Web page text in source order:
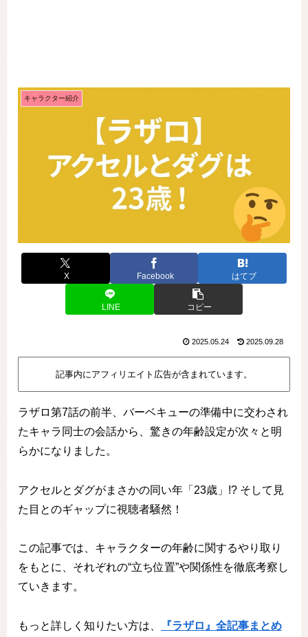
キャラクター紹介
X Facebook はてブ
LINE コピー
2025.05.24 2025.09.28
記事内にアフィリエイト広告が含まれています。
ラザロ第7話の前半、バーベキューの準備中に交わされ
たキャラ同士の会話から、驚きの年齢設定が次々と明
らかになりました。
アクセルとダグがまさかの同い年「23歳」!? そして見
た目とのギャップに視聴者騒然！
この記事では、キャラクターの年齢に関するやり取り
をもとに、それぞれの“立ち位置”や関係性を徹底考察し
ていきます。
もっと詳しく知りたい方は、
『ラザロ』全記事まとめ